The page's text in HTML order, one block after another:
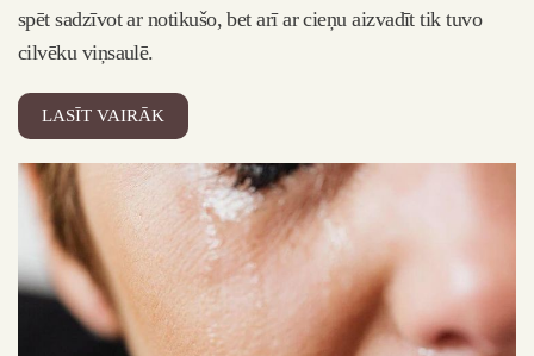
spēt sadzīvot ar notikušo, bet arī ar cieņu aizvadīt tik tuvo
cilvēku viņsaulē.
LASĪT VAIRĀK